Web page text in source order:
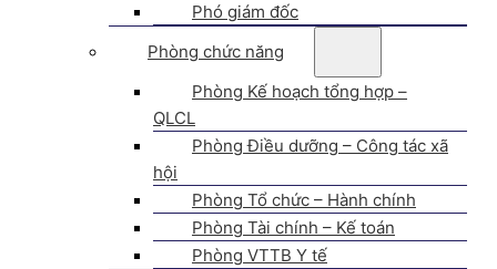
Phó giám đốc
Phòng chức năng
Phòng Kế hoạch tổng hợp –
QLCL
Phòng Điều dưỡng – Công tác xã
hội
Phòng Tổ chức – Hành chính
Phòng Tài chính – Kế toán
Phòng VTTB Y tế